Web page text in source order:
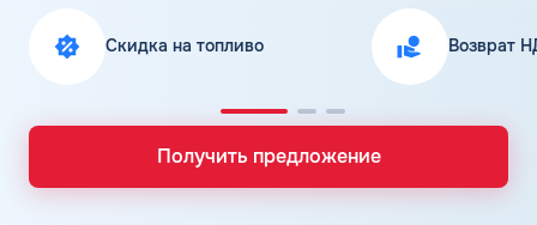
Скидка на топливо Возврат
Получить предложение